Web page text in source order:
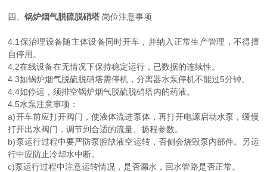
四、锅炉烟气脱硫脱硝塔 岗位注意事项
4.1保治理设备随主体设备同时开车，并纳入正常生产管理，不得擅
自停用。
4.2在线设备在无情况下保持稳定运行，已数据的连续性。
4.3如锅炉烟气脱硫脱硝塔需停机，分离器水泵停机不能过5分钟。
4.4如停运，须排空锅炉烟气脱硫脱硝塔内的药液。
4.5水泵注意事项：
a)开车前应打开阀门，使液体流进泵体，再打开电源启动水泵，缓慢
打开出水阀门，调节到合适的流量、扬程参数。
b)泵运行过程中要严防泵腔缺液空运转，否侧会烧毁泵内部件。另运
行中应防止冷却水中断。
c)泵运行过程中注意运转情况，是否漏水，回水管路是否正常。